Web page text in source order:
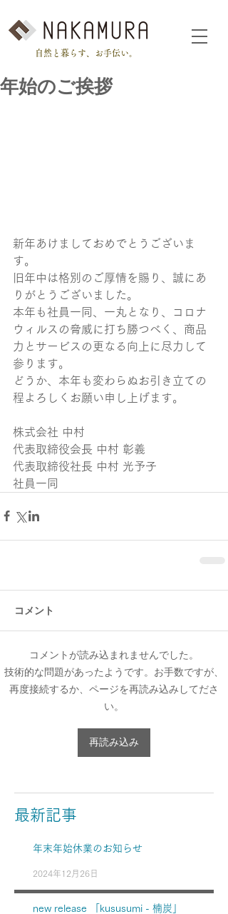
自然と暮らす、お手伝い。
年始のご挨拶
新年あけましておめでとうございま
す。
旧年中は格別のご厚情を賜り、誠にあ
りがとうございました。
本年も社員一同、一丸となり、コロナ
ウィルスの脅威に打ち勝つべく、商品
力とサービスの更なる向上に尽力して
参ります。
どうか、本年も変わらぬお引き立ての
程よろしくお願い申し上げます。
株式会社 中村
代表取締役会長 中村 彰義
代表取締役社長 中村 光予子
社員一同
コメント
コメントが読み込まれませんでした。
技術的な問題があったようです。お手数ですが、
再度接続するか、ページを再読み込みしてださ
い。
再読み込み
最新記事
年末年始休業のお知らせ
2024年12月26日
new release 「kususumi - 楠炭」